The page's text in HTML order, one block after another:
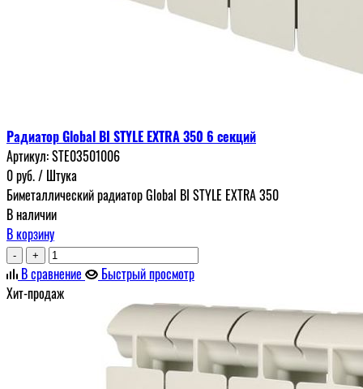
Радиатор Global BI STYLE EXTRA 350 6 секций
Артикул:STE03501006
0руб./ Штука
Биметаллический радиатор Global BI STYLE EXTRA 350
В наличии
В корзину
- +
В сравнение
Быстрый просмотр
Хит-продаж